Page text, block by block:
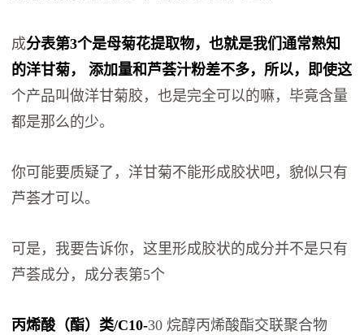
成分表第3个是母菊花提取物，也就是我们通常熟知
的洋甘菊， 添加量和芦荟汁粉差不多，所以，即使这
个产品叫做洋甘菊胶，也是完全可以的嘛，毕竟含量
都是那么的少。
你可能要质疑了，洋甘菊不能形成胶状吧，貌似只有
芦荟才可以。
可是，我要告诉你，这里形成胶状的成分并不是只有
芦荟成分，成分表第5个
丙烯酸（酯）类/C10-30 烷醇丙烯酸酯交联聚合物